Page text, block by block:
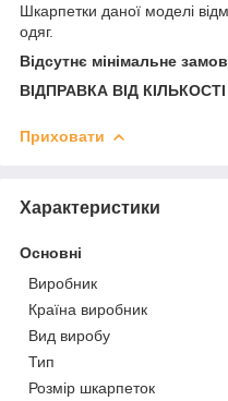
Шкарпетки даної моделі
одяг.
Відсутнє мінімальне
ВІДПРАВКА ВІД
Приховати
Характеристики
Основні
Виробник
Країна виробник
Вид виробу
Тип
Розмір шкарпеток